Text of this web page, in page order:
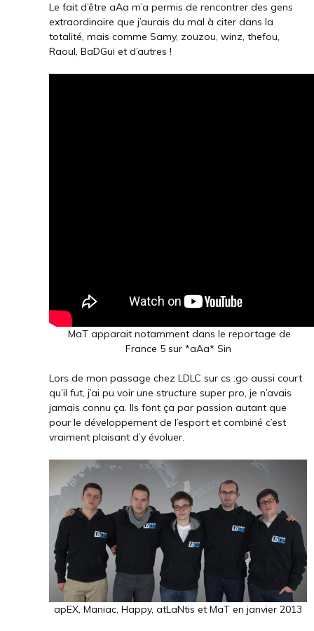
Le fait d’être aAa m’a permis de rencontrer des gens
extraordinaire que j’aurais du mal à citer dans la
totalité, mais comme Samy, zouzou, winz, thefou,
Raoul, BaDGui et d’autres !
MaT apparait notamment dans le reportage de
France 5 sur *aAa* Sin
Lors de mon passage chez LDLC sur cs :go aussi court
qu’il fut, j’ai pu voir une structure super pro, je n’avais
jamais connu ça. Ils font ça par passion autant que
pour le développement de l’esport et combiné c’est
vraiment plaisant d’y évoluer.
apEX, Maniac, Happy, atLaNtis et MaT en janvier 2013